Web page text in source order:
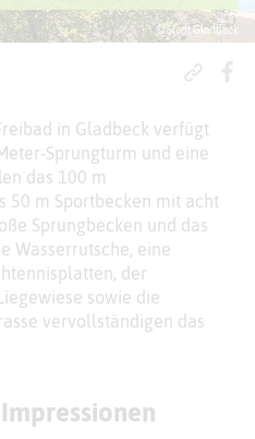
© Stadt Gladbeck
in Gladbeck verfügt
Sprungturm und eine
das 100 m
50 m Sportbecken mit acht
Sprungbecken und das
Wasserrutsche, eine
der
sowie die
vervollständigen das